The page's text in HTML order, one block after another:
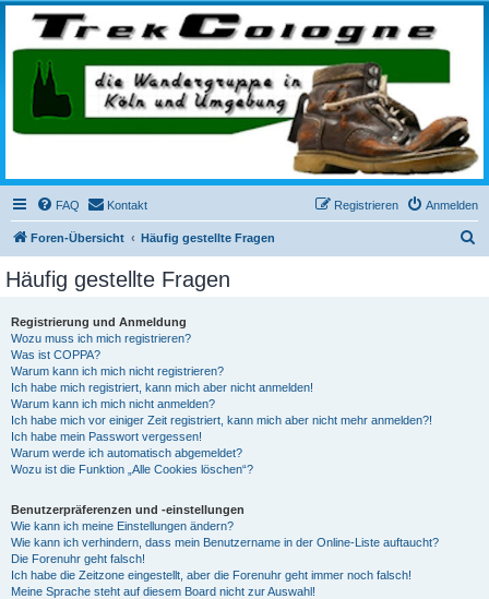
trekcologne.de
Wanderungen rund um Köln
FAQ Kontakt Anmelden
Registrieren
Foren-Übersicht Häufig gestellte Fragen
Häufig gestellte Fragen
Registrierung und Anmeldung
Wozu muss ich mich registrieren?
Was ist COPPA?
Warum kann ich mich nicht registrieren?
Ich habe mich registriert, kann mich aber nicht anmelden!
Warum kann ich mich nicht anmelden?
Ich habe mich vor einiger Zeit registriert, kann mich aber nicht mehr anmelden?!
Ich habe mein Passwort vergessen!
Warum werde ich automatisch abgemeldet?
Wozu ist die Funktion „Alle Cookies löschen“?
Benutzerpräferenzen und -einstellungen
Wie kann ich meine Einstellungen ändern?
Wie kann ich verhindern, dass mein Benutzername in der Online-Liste auftaucht?
Die Forenuhr geht falsch!
Ich habe die Zeitzone eingestellt, aber die Forenuhr geht immer noch falsch!
Meine Sprache steht auf diesem Board nicht zur Auswahl!